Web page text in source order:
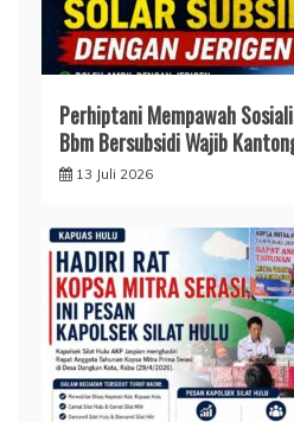
Perhiptani Mempawah
Bbm Bersubsidi Wajib
13 Juli 2026